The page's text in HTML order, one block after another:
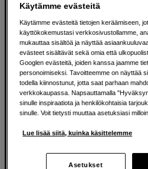
Ratkaisuja luoville
1982
Olemme Scandinavian Photolla
auttaneet luovia ihmisiä
Tarjoamme inspiraatiota,
muun muassa valokuvauksen,
musiikin ja taiteen harrastajia.
muuttuvat todellisuudeksi.
Käytämme evästeitä
Käytämme evästeitä tietojen keräämiseen,
käyttökokemustasi verkkosivustollamme,
mukauttaa sisältöä ja näyttää
evästeet sisältävät sekä omia että
Googlen evästeitä, joiden kanssa jaamme
personoimiseksi. Tavoitteemme on näyttää
todella kiinnostunut, jotta saat parhaan
verkkokaupassa. Napsauttamalla
sinulle inspiraatiota ja henkilökohtaisia
sinulle. Voit tietysti muuttaa asetuksiasi
Lue lisää siitä, kuinka käsittelemme
Asetukset